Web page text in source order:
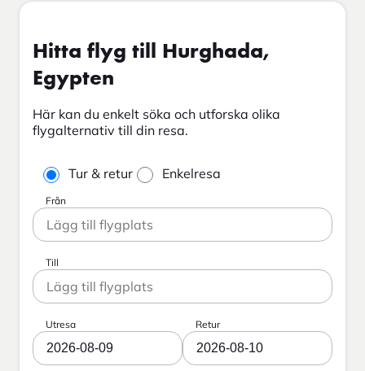
Hitta flyg till Hurghada,
Egypten
Här kan du enkelt söka och utforska olika
flygalternativ till din resa.
Tur & retur Enkelresa
Från
Till
Utresa
2026-08-09
Retur
2026-08-10